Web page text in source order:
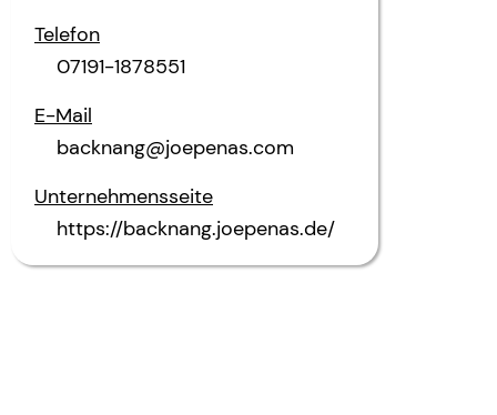
Telefon
07191-1878551
E-Mail
backnang@joepenas.com
Unternehmensseite
https://backnang.joepenas.de/